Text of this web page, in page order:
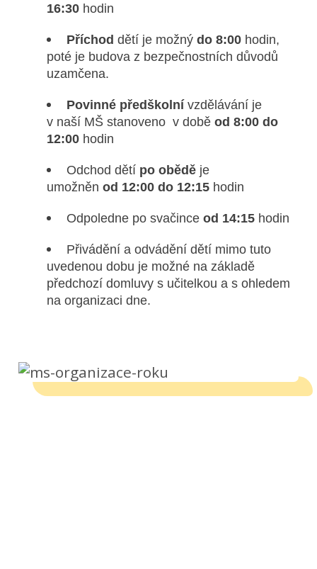
16:30 hodin
Příchod dětí je možný do 8:00 hodin,
poté je budova z bezpečnostních důvodů
uzamčena.
Povinné předškolní vzdělávání je
v naší MŠ stanoveno v doběod 8:00 do
12:00 hodin
Odchod dětí po obědě je
umožněnod 12:00 do 12:15 hodin
Odpoledne po svačince od 14:15 hodin
Přivádění a odvádění dětí mimo tuto
uvedenou dobu je možné na základě
předchozí domluvy s učitelkou a s ohledem
na organizaci dne.